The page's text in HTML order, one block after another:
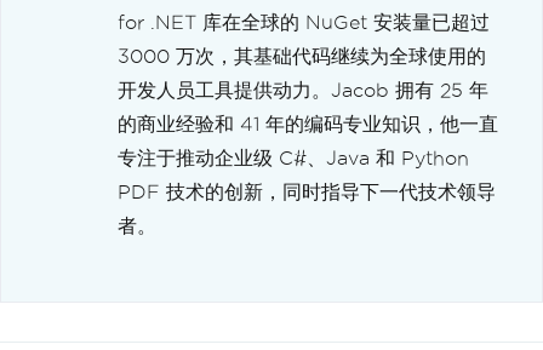
for .NET 库在全球的 NuGet 安装量已超过
3000 万次，其基础代码继续为全球使用的
开发人员工具提供动力。Jacob 拥有 25 年
的商业经验和 41 年的编码专业知识，他一直
专注于推动企业级 C#、Java 和 Python
PDF 技术的创新，同时指导下一代技术领导
者。